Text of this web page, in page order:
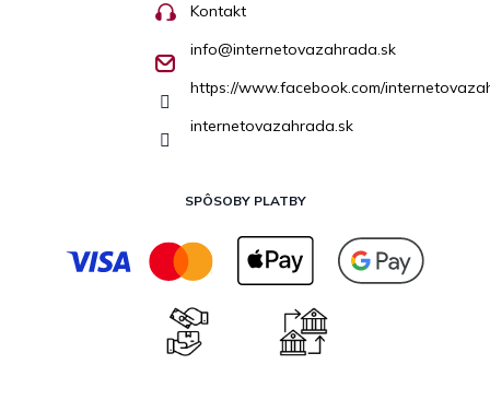
Kontakt
info@internetovazahrada.sk
https://www.facebook.com/
internetovazahrada.sk
SPÔSOBY PLATBY